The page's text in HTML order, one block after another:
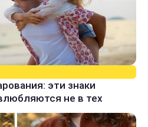
эти знаки
не в тех